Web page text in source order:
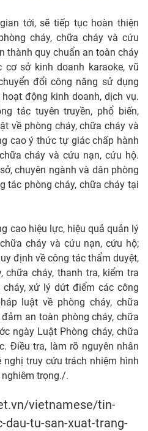
tới, sẽ tiếp tục hoàn thiện
cháy, chữa cháy và cứu
thành quy chuẩn an toàn cháy
sở kinh doanh karaoke, vũ
đổi công năng sử dụng
động kinh doanh, dịch vụ.
tác tuyên truyền, phổ biến,
về phòng cháy, chữa cháy và
cao ý thức tự giác chấp hành
cháy và cứu nạn, cứu hộ.
chuyên ngành và dân phòng
tác phòng cháy, chữa cháy tại
cao hiệu lực, hiệu quả quản lý
cháy và cứu nạn, cứu hộ;
định về công tác thẩm duyệt,
chữa cháy, thanh tra, kiểm tra
xử lý dứt điểm các công
luật về phòng cháy, chữa
an toàn phòng cháy, chữa
ngày Luật Phòng cháy, chữa
Điều tra, làm rõ nguyên nhân
nghị truy cứu trách nhiệm hình
trọng./.
vietnamese/tin-
dau-tu-san-xuat-trang-